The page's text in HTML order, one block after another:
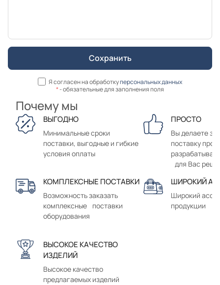
Я согласен на обработкуперсональных данных
*- обязательные для заполнения поля
Почему мы
ВЫГОДНО
Минимальные сроки
поставки, выгодные и гибкие
условия оплаты
ПРОСТО
Вы делаете
поставку
для Вас
КОМПЛЕКСНЫЕ ПОСТАВКИ
Возможность заказать
комплексные поставки
оборудования
ШИРОКИЙ
Широкий
продукции
ВЫСОКОЕ КАЧЕСТВО
ИЗДЕЛИЙ
Высокое качество
предлагаемых изделий